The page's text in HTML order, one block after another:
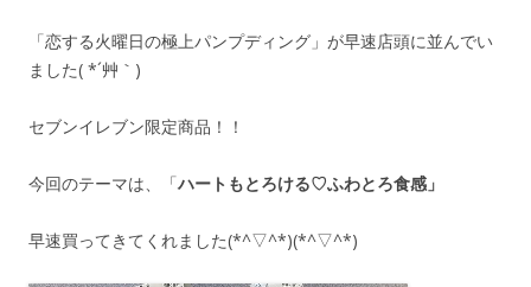
「恋する火曜日の極上パンプディング」が早速店頭に並んでい
ました( *´艸｀)
セブンイレブン限定商品！！
今回のテーマは、「ハートもとろける♡ふわとろ食感」
早速買ってきてくれました(*^▽^*)(*^▽^*)